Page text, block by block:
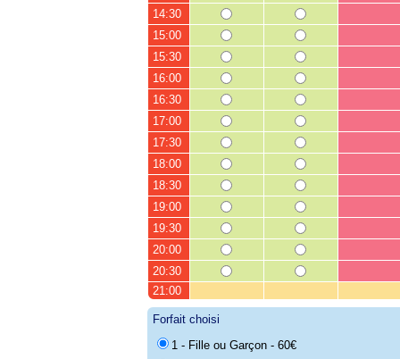
14:30
15:00
15:30
16:00
16:30
17:00
17:30
18:00
18:30
19:00
19:30
20:00
20:30
21:00
Forfait choisi
1 - Fille ou Garçon - 60€